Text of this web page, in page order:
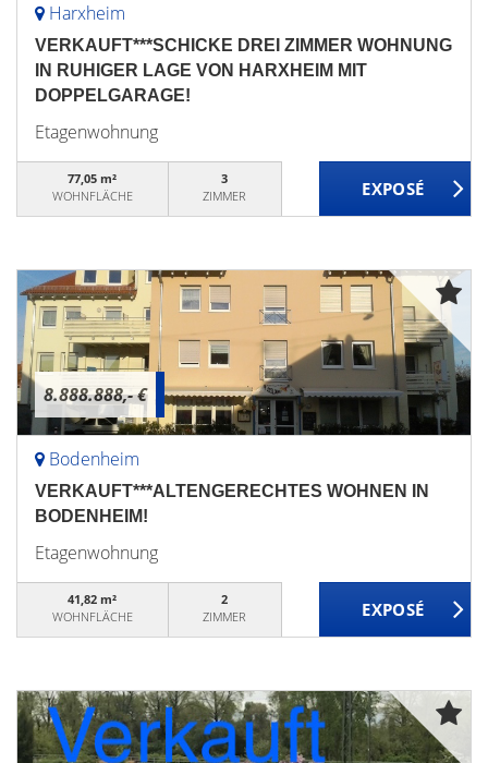
Harxheim
VERKAUFT***SCHICKE DREI ZIMMER WOHNUNG
IN RUHIGER LAGE VON HARXHEIM MIT
DOPPELGARAGE!
Etagenwohnung
77,05 m²
WOHNFLÄCHE
3
ZIMMER
8.888.888,- €
Bodenheim
VERKAUFT***ALTENGERECHTES WOHNEN IN
BODENHEIM!
Etagenwohnung
41,82 m²
WOHNFLÄCHE
2
ZIMMER